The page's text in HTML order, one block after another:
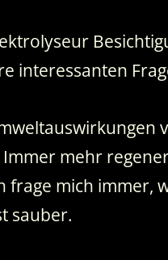
interessanten
mehr
frage mich immer,
sauber.